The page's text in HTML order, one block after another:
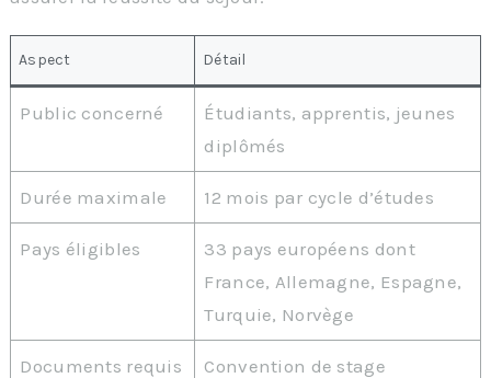
Aspect Détail
Public concerné
Étudiants, apprentis, jeunes
diplômés
Durée maximale 12 mois par cycle d’études
Pays éligibles
33 pays européens dont
France, Allemagne, Espagne,
Turquie, Norvège
Documents requis
Convention de stage